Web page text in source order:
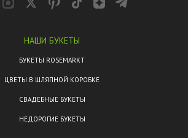
НАШИ БУКЕТЫ
БУКЕТЫ ROSEMARKT
ЦВЕТЫ В ШЛЯПНОЙ КОРОБКЕ
СВАДЕБНЫЕ БУКЕТЫ
НЕДОРОГИЕ БУКЕТЫ